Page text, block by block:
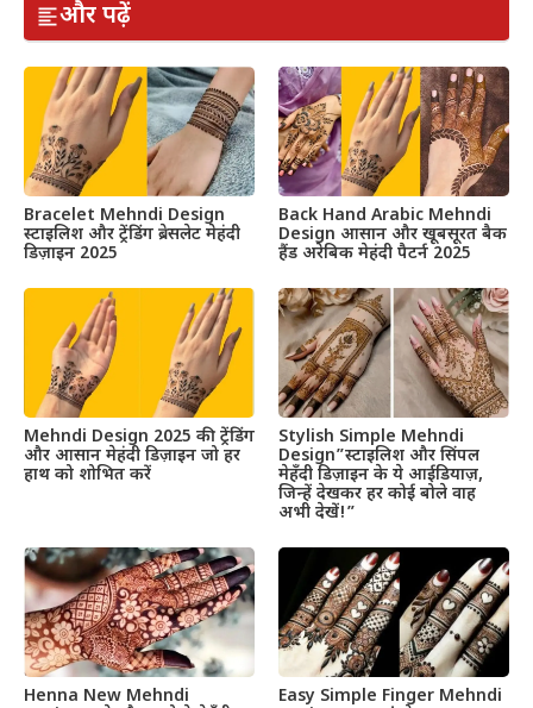
और पढ़ें
Bracelet Mehndi Design
स्टाइलिश और ट्रेंडिंग ब्रेसलेट मेहंदी
डिज़ाइन 2025
Back Hand Arabic Mehndi
Design आसान और खूबसूरत बैक
हैंड अरेबिक मेहंदी पैटर्न 2025
Mehndi Design 2025 की ट्रेंडिंग
और आसान मेहंदी डिज़ाइन जो हर
हाथ को शोभित करें
Stylish Simple Mehndi
Design”स्टाइलिश और सिंपल
मेहँदी डिज़ाइन के ये आईडियाज़,
जिन्हें देखकर हर कोई बोले वाह
अभी देखें!”
Henna New Mehndi
Easy Simple Finger Mehndi